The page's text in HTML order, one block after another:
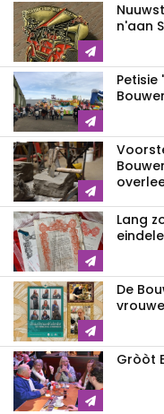
n'aan
Lang
De
Gròòt